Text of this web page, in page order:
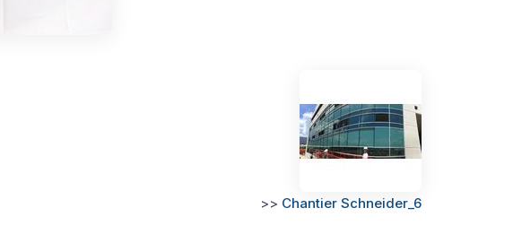
>> Chantier Schneider_6